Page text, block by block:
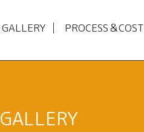
GALLERY PROCESS＆COST
GALLERY